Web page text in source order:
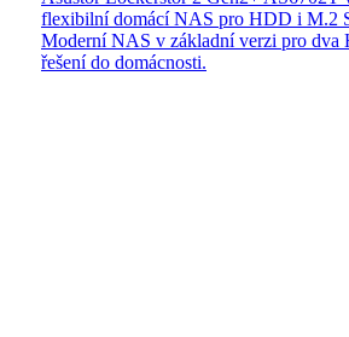
flexibilní domácí NAS pro HDD i M.2
Moderní NAS v základní verzi pro
řešení do domácnosti.